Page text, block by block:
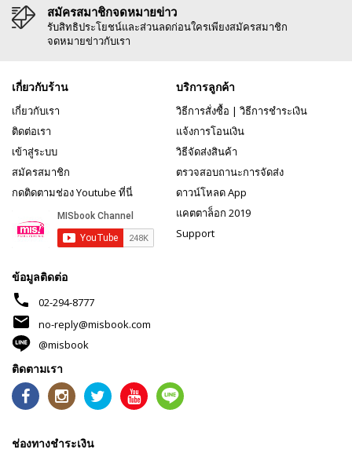
สมัครสมาชิกจดหมายข่าว
รับสิทธิประโยชน์และส่วนลดก่อนใครเพียงสมัครสมาชิก
จดหมายข่าวกับเรา
เกี่ยวกับร้าน
เกี่ยวกับเรา
ติดต่อเรา
เข้าสู่ระบบ
สมัครสมาชิก
กดติดตามช่อง Youtube ที่นี่
บริการลูกค้า
วิธีการสั่งซื้อ | วิธีการชำระเงิน
แจ้งการโอนเงิน
วิธีจัดส่งสินค้า
ตรวจสอบถานะการจัดส่ง
ดาวน์โหลด App
แคตตาล็อก 2019
Support
ข้อมูลติดต่อ
phone 02-294-8777
mail
no-reply@misbook.com
@misbook
ติดตามเรา
ช่องทางชำระเงิน